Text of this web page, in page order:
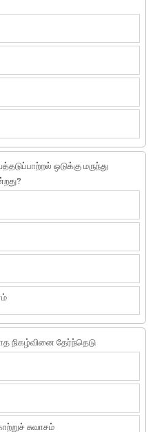
ஒடுக்கு மருந்து
நிகழ்வினை தேர்ந்தெடு
சுவாசம்